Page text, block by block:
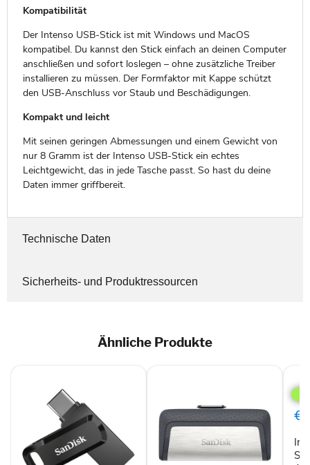
Kompatibilität
Der Intenso USB-Stick ist mit Windows und MacOS
kompatibel. Du kannst den Stick einfach an deinen Computer
anschließen und sofort loslegen – ohne zusätzliche Treiber
installieren zu müssen. Der Formfaktor mit Kappe schützt
den USB-Anschluss vor Staub und Beschädigungen.
Kompakt und leicht
Mit seinen geringen Abmessungen und einem Gewicht von
nur 8 Gramm ist der Intenso USB-Stick ein echtes
Leichtgewicht, das in jede Tasche passt. So hast du deine
Daten immer griffbereit.
Technische Daten
Sicherheits- und Produktressourcen
Ähnliche Produkte
128
USB
Typ-